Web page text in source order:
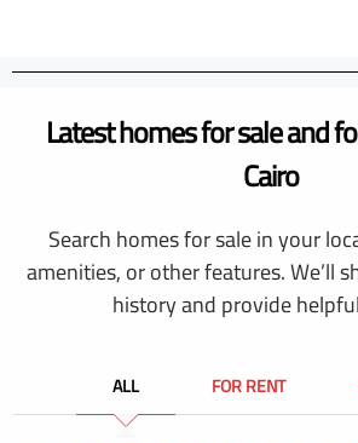
Latest homes for sale and
Cairo
Search homes for sale in your
amenities, or other features. We’ll
history and provide
ALL FOR RENT